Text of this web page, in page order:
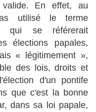
valide. En effet, au
utilisé le terme
qui se référerait
élections papales,
« légitimement »,
des lois, droits et
d'un pontife
que c'est la bonne
dans sa loi papale,